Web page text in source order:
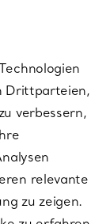
Drittparteien,
verbessern,
relevante
zu zeigen.